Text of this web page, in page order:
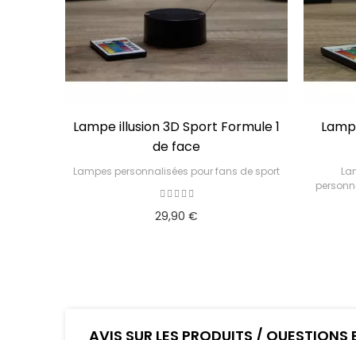
Lampe illusion 3D Sport Formule 1
de face
Lampes personnalisées pour fans de sport
29,90 €
AVIS SUR LES PRODUITS / QUESTIONS